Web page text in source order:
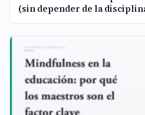
(sin depender de la